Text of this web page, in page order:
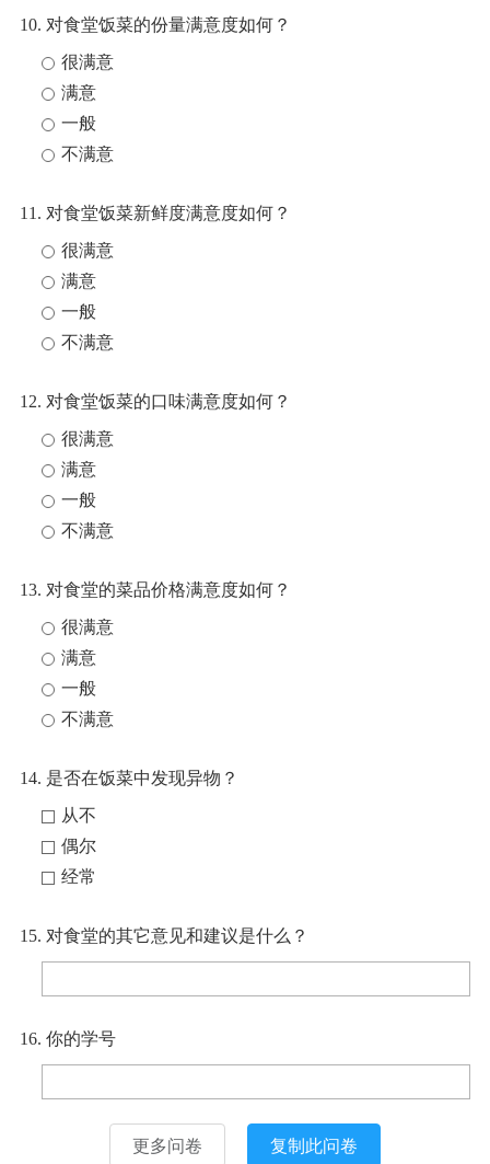
10. 对食堂饭菜的份量满意度如何？
很满意
满意
一般
不满意
11. 对食堂饭菜新鲜度满意度如何？
很满意
满意
一般
不满意
12. 对食堂饭菜的口味满意度如何？
很满意
满意
一般
不满意
13. 对食堂的菜品价格满意度如何？
很满意
满意
一般
不满意
14. 是否在饭菜中发现异物？
从不
偶尔
经常
15. 对食堂的其它意见和建议是什么？
16. 你的学号
更多问卷 复制此问卷